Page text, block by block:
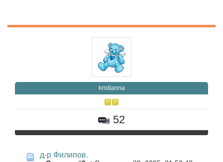
kristianna
52
д-р Филипов.